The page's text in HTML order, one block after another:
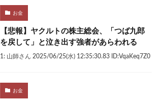
お金
【悲報】ヤクルトの株主総会、「つば九郎
を戻して」と泣き出す強者があらわれる
1: 山師さん 2025/06/25(水) 12:35:30.83 ID:VqaKeq7Z0
お金